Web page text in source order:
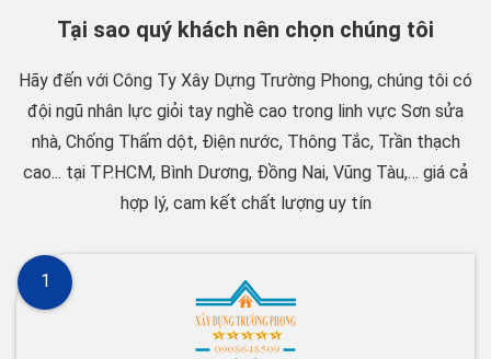
Tại sao quý khách nên chọn chúng tôi
Hãy đến với Công Ty Xây Dựng Trường Phong, chúng tôi có
đội ngũ nhân lực giỏi tay nghề cao trong linh vực Sơn sửa
nhà, Chống Thấm dột, Điện nước, Thông Tắc, Trần thạch
cao... tại TP.HCM, Bình Dương, Đồng Nai, Vũng Tàu,… giá cả
hợp lý, cam kết chất lượng uy tín
1